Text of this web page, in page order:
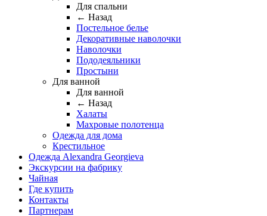
Для спальни
← Назад
Постельное белье
Декоративные наволочки
Наволочки
Пододеяльники
Простыни
Для ванной
Для ванной
← Назад
Халаты
Махровые полотенца
Одежда для дома
Крестильное
Одежда Alexandra Georgieva
Экскурсии на фабрику
Чайная
Где купить
Контакты
Партнерам